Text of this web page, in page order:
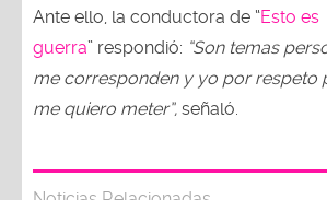
Ante ello, la conductora de “Esto es
guerra” respondió: “Son temas
me corresponden y yo por respeto
me quiero meter”, señaló.